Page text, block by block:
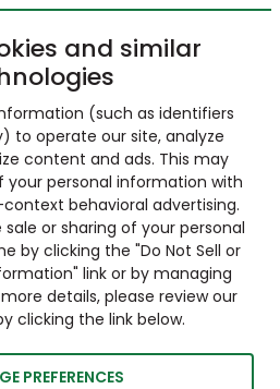
and similar
(such as identifiers
to operate our site, analyze
content and ads. This may
your personal information with
behavioral advertising.
or sharing of your personal
by clicking the "Do Not Sell or
link or by managing
details, please review our
clicking the link below.
PREFERENCES